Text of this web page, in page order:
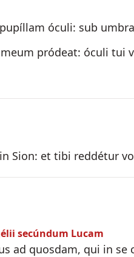
óculi: sub
pródeat: óculi tui
Sion: et tibi reddétur
secúndum Lucam
ad quosdam, qui in